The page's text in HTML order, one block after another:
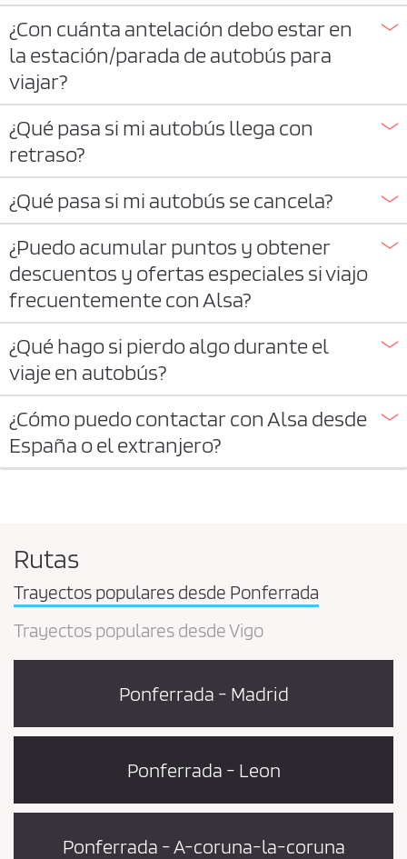
¿Con cuánta antelación debo estar en
la estación/parada de autobús para
viajar?
¿Qué pasa si mi autobús llega con
retraso?
¿Qué pasa si mi autobús se cancela?
¿Puedo acumular puntos y obtener
descuentos y ofertas especiales si viajo
frecuentemente con Alsa?
¿Qué hago si pierdo algo durante el
viaje en autobús?
¿Cómo puedo contactar con Alsa desde
España o el extranjero?
Rutas
Trayectos populares desde Ponferrada
Trayectos populares desde Vigo
Ponferrada - Madrid
Ponferrada - Leon
Ponferrada - A-coruna-la-coruna